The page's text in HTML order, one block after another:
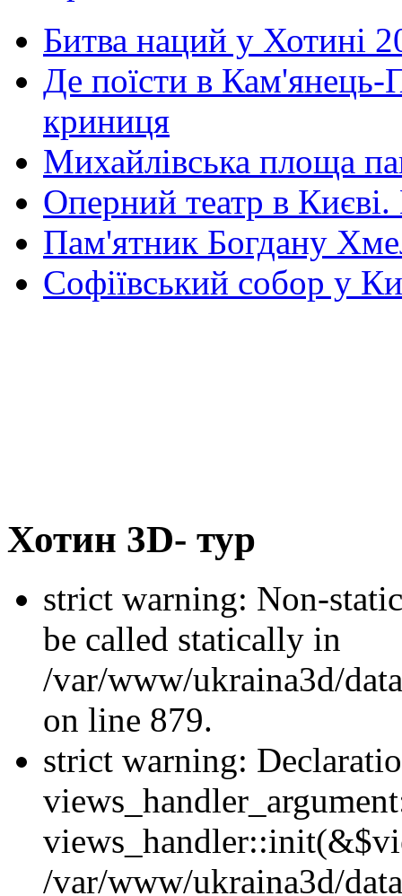
Битва наций у Хотині
Де поїсти в Кам'янець-
криниця
Михайлівська площа
Оперний театр в
Пам'ятник Богдану
Софіївський собор у
Хотин 3D- тур
strict warning: Non-
be called statically in
/var/www/ukraina3d/
on line 879.
strict warning:
/var/www/ukraina3d/